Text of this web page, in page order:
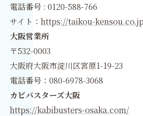
電話番号 : 0120-588-766
サイト： https://taikou-
大阪営業所
〒532-0003
大阪府大阪市淀川区宮原1-19-23
電話番号：080-6978-3068
カビバスターズ大阪
https://kabibusters-osaka.com/